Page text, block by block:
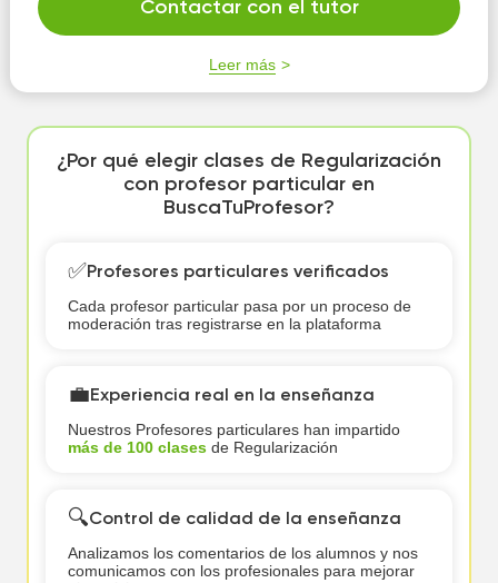
Contactar con el tutor
Leer más
¿Por qué elegir clases de Regularización
con profesor particular en
BuscaTuProfesor?
✅Profesores particulares verificados
Cada profesor particular pasa por un proceso de
moderación tras registrarse en la plataforma
💼Experiencia real en la enseñanza
Nuestros Profesores particulares han impartido
más de 100 clasesde Regularización
🔍Control de calidad de la enseñanza
Analizamos los comentarios de los alumnos y nos
comunicamos con los profesionales para mejorar